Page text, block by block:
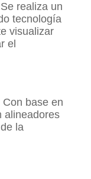
realiza un
tecnología
visualizar
el
base en
alineadores
la